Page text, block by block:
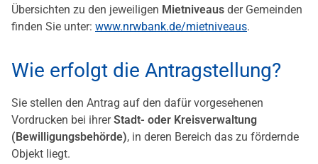
Übersichten zu den jeweiligen Mietniveaus der Gemeinden
finden Sie unter: www.nrwbank.de/mietniveaus.
Wie erfolgt die Antragstellung?
Sie stellen den Antrag auf den dafür vorgesehenen
Vordrucken bei ihrerStadt- oder Kreisverwaltung
(Bewilligungsbehörde), in deren Bereich das zu fördernde
Objekt liegt.